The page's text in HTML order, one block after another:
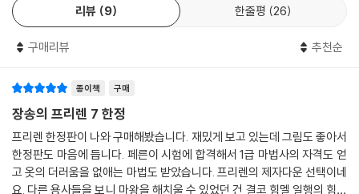
리뷰 9 한줄평 26
구매리뷰 추천순
종이책 구매
장송의 프리렌 7 한정
프리렌 한정판이 나와 구매해봤습니다. 재밌게 보고 있는데 그림도 좋아서
한정판도 마음에 듭니다. 페른이 시험에 합격해서 1급 마법사의 자격도 얻
고 옷의 더러움을 없애는 마법도 받았습니다. 프리렌의 제자다운 선택이네
요. 다른 용사들을 보니 마왕을 해치울 수 있었던 건 결코 힘멜 일행의 힘만